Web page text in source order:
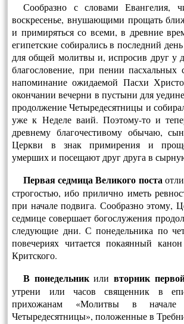
Сообразно с словами Евангелия,
воскресенье, внушающими прощать
и примиряться со всеми, в древние
египетские собирались в последний
для общей молитвы и, испросив друг у
благословение, при пении
напоминание ожидаемой Пасхи
окончании вечерни в пустыни для
продолжение Четыредесятницы и
уже к Неделе ваий. Поэтому-то и
древнему благочестивому обычаю,
Церкви в знак примирения и
умерших и посещают друг друга в
Первая седмица Великого поста
строгостью, ибо при­лично иметь
при начале подвига. Сообразно этому,
седмице совершает богослужения
сле­дующие дни. С понедельника по
повечериях читается покаян­ный
Критского.
В понедельникили вторник
утрени или часов священ­ник в
прихожанам «Молитвы в начале
Четыредесятницы», положенные в